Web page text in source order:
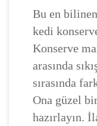
Bu en
kedi
Konserve
arasında
sırasında
Ona güzel
hazırlayın.